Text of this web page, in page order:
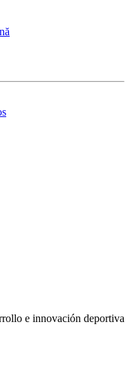
e innovación deportiva